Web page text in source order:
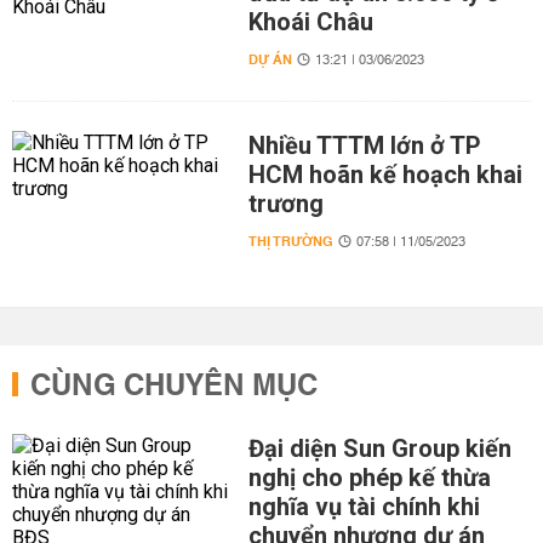
Khoái Châu
DỰ ÁN 13:21 | 03/06/2023
Nhiều TTTM lớn ở TP
HCM hoãn kế hoạch khai
trương
THỊ TRƯỜNG 07:58 | 11/05/2023
CÙNG CHUYÊN MỤC
Đại diện Sun Group kiến
nghị cho phép kế thừa
nghĩa vụ tài chính khi
chuyển nhượng dự án